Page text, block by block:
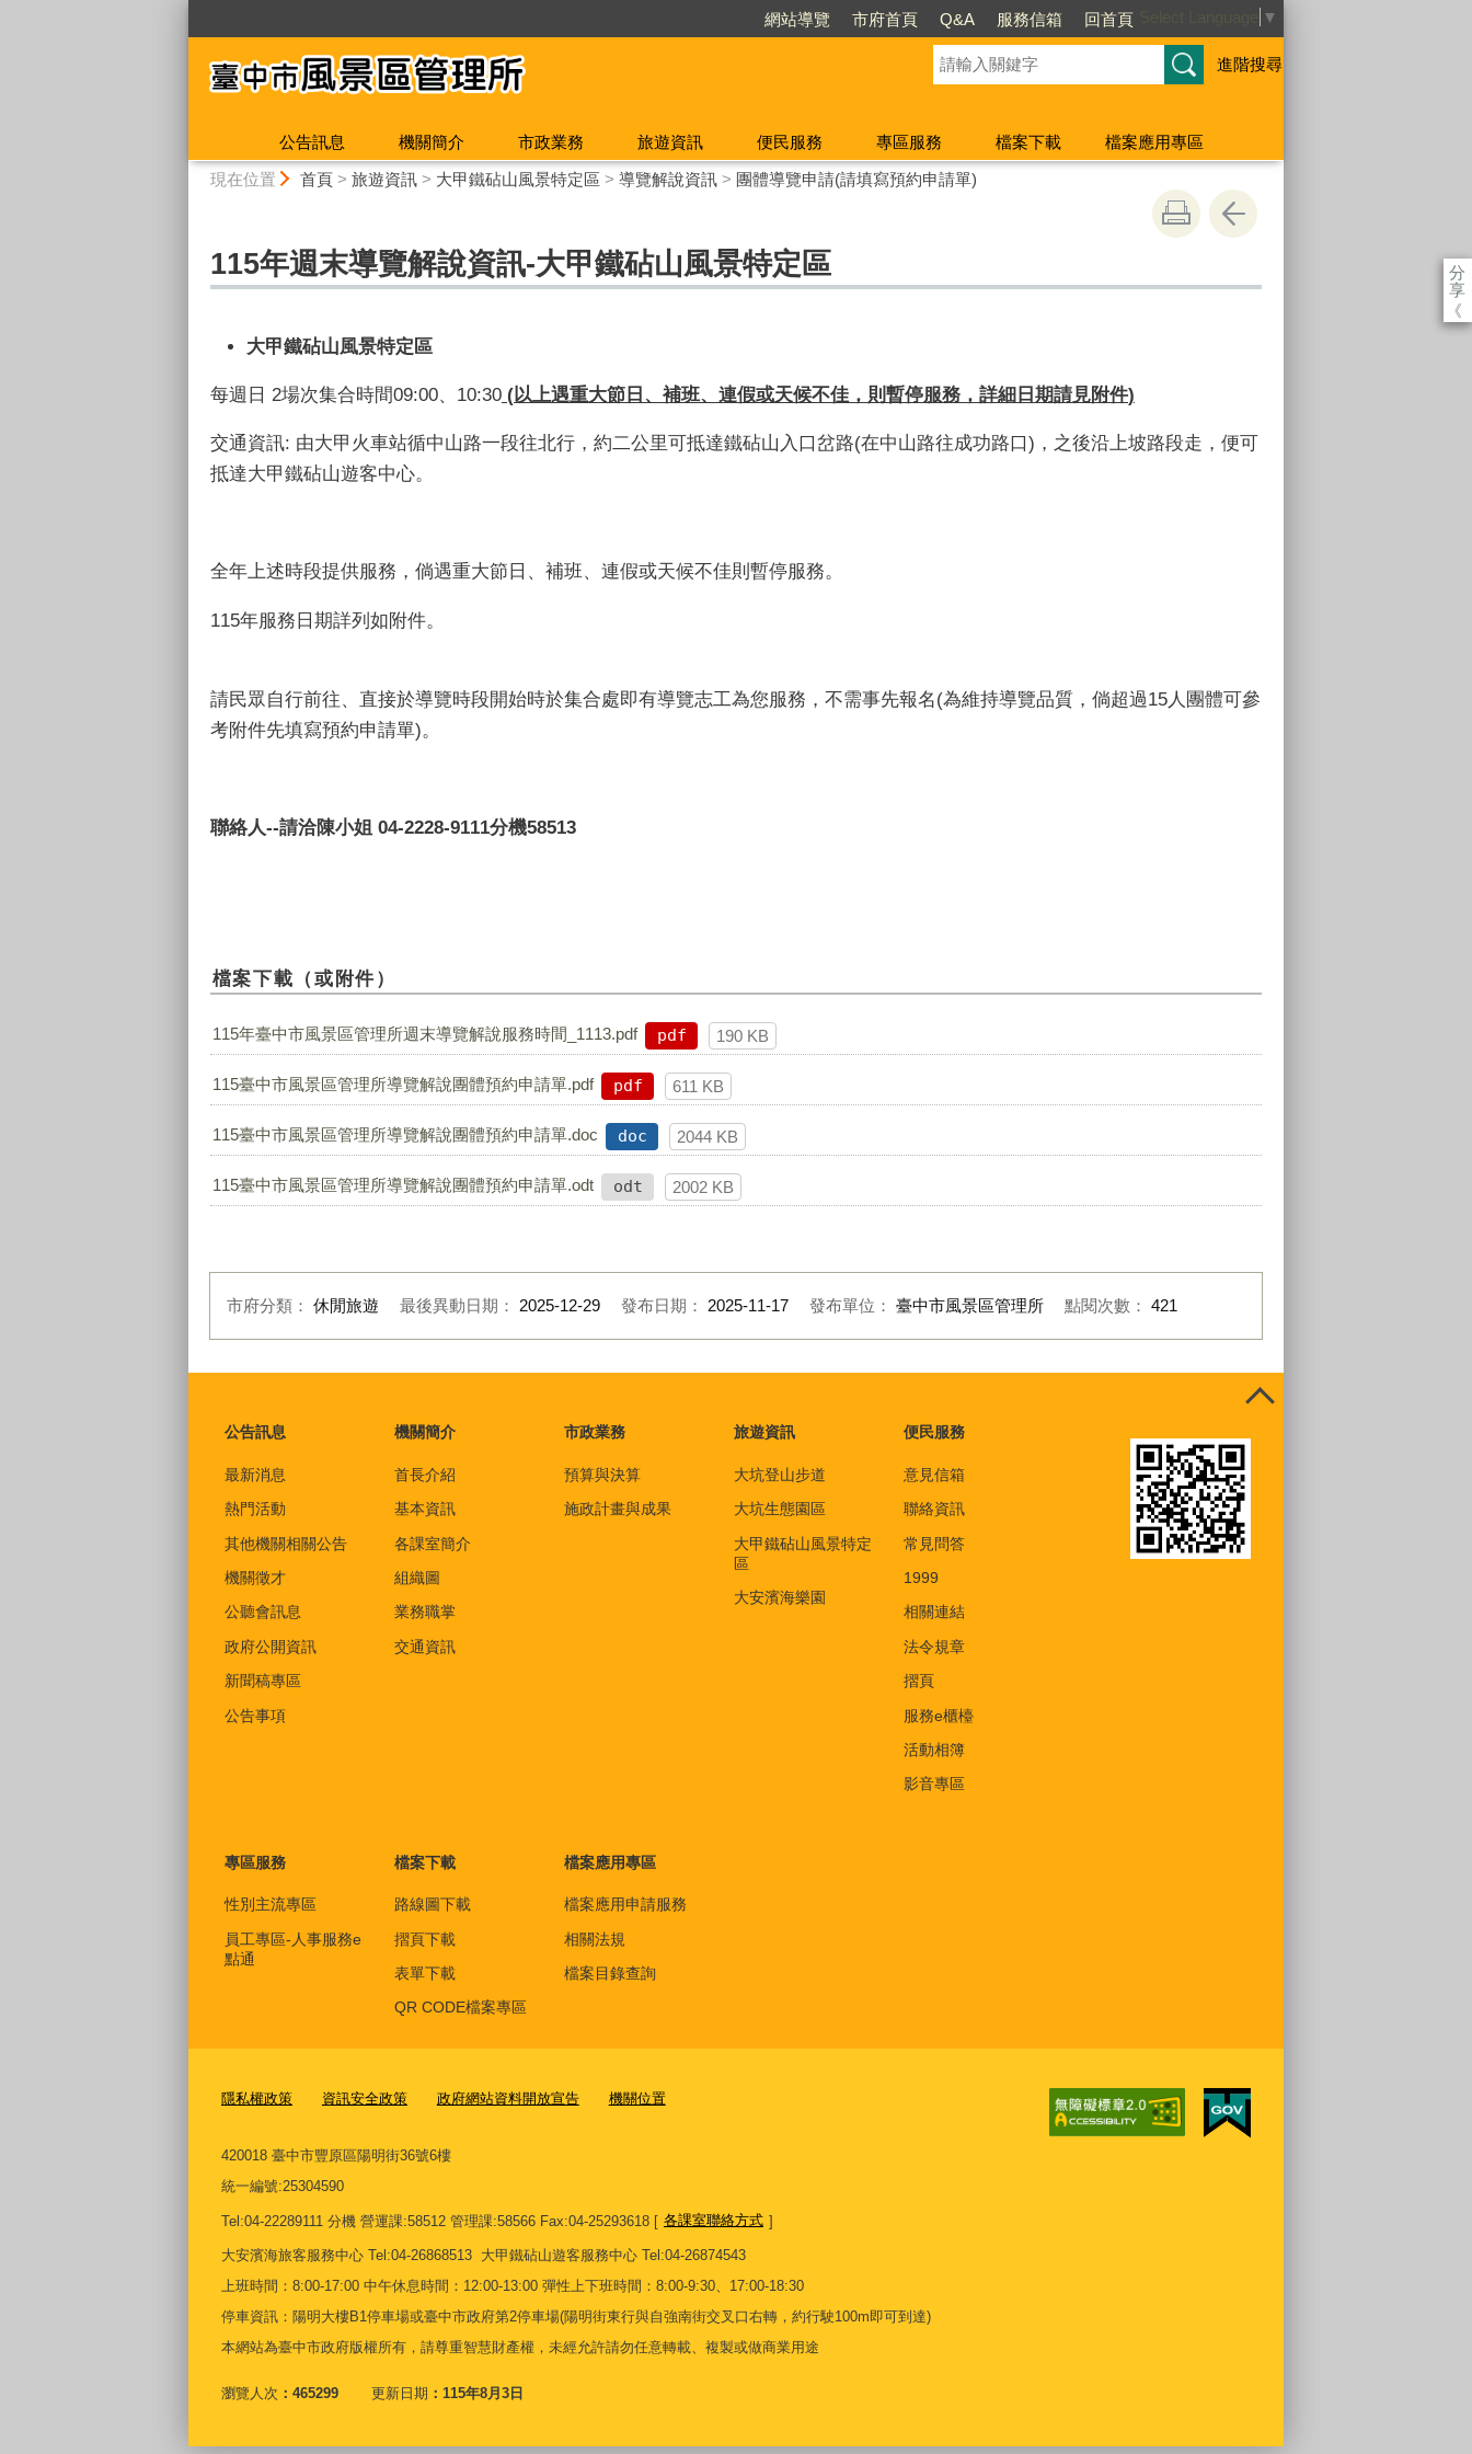
網站導覽 市府首頁 Q&A 服務信箱 回首頁 ▼
進階搜尋
公告訊息 機關簡介 市政業務 旅遊資訊 便民服務 專區服務 檔案下載
檔案應用專區
現在位置 首頁> 旅遊資訊> 大甲鐵砧山風景特定區 > 導覽解說資訊> 團體導覽申請(請填寫預約申請單)
分
享
《
115年週末導覽解說資訊-大甲鐵砧山風景特定區
大甲鐵砧山風景特定區
每週日 2場次集合時間09:00、10:30 (以上遇重大節日、補班、連假或天候不佳，則暫停服務，詳細日期請見附件)
交通資訊: 由大甲火車站循中山路一段往北行，約二公里可抵達鐵砧山入口岔路(在中山路往成功路口)，之後沿上坡路段走，便可
抵達大甲鐵砧山遊客中心。
全年上述時段提供服務，倘遇重大節日、補班、連假或天候不佳則暫停服務。
115年服務日期詳列如附件。
請民眾自行前往、直接於導覽時段開始時於集合處即有導覽志工為您服務，不需事先報名(為維持導覽品質，倘超過15人團體可參
考附件先填寫預約申請單)。
聯絡人--請洽陳小姐 04-2228-9111分機58513
檔案下載（或附件）
115年臺中市風景區管理所週末導覽解說服務時間_1113.pdf pdf 190 KB
115臺中市風景區管理所導覽解說團體預約申請單.pdf pdf 611 KB
115臺中市風景區管理所導覽解說團體預約申請單.doc doc 2044 KB
115臺中市風景區管理所導覽解說團體預約申請單.odt odt 2002 KB
市府分類： 休閒旅遊 最後異動日期： 2025-12-29 發布日期： 2025-11-17 發布單位： 臺中市風景區管理所 點閱次數： 421
公告訊息
最新消息
熱門活動
其他機關相關公告
機關徵才
公聽會訊息
政府公開資訊
新聞稿專區
公告事項
機關簡介
首長介紹
基本資訊
各課室簡介
組織圖
業務職掌
交通資訊
市政業務
預算與決算
施政計畫與成果
旅遊資訊
大坑登山步道
大坑生態園區
大甲鐵砧山風景特定
區
大安濱海樂園
便民服務
意見信箱
聯絡資訊
常見問答
1999
相關連結
法令規章
摺頁
服務e櫃檯
活動相簿
影音專區
專區服務
性別主流專區
員工專區-人事服務e
點通
檔案下載
路線圖下載
摺頁下載
表單下載
QR CODE檔案專區
檔案應用專區
檔案應用申請服務
相關法規
檔案目錄查詢
隱私權政策 資訊安全政策 政府網站資料開放宣告 機關位置
420018 臺中市豐原區陽明街36號6樓
統一編號:25304590
Tel:04-22289111 分機 營運課:58512 管理課:58566 Fax:04-25293618 [ 各課室聯絡方式 ]
大安濱海旅客服務中心 Tel:04-26868513 大甲鐵砧山遊客服務中心 Tel:04-26874543
上班時間：8:00-17:00 中午休息時間：12:00-13:00 彈性上下班時間：8:00-9:30、17:00-18:30
停車資訊：陽明大樓B1停車場或臺中市政府第2停車場(陽明街東行與自強南街交叉口右轉，約行駛100m即可到達)
本網站為臺中市政府版權所有，請尊重智慧財產權，未經允許請勿任意轉載、複製或做商業用途
瀏覽人次 465299 更新日期 115年8月3日